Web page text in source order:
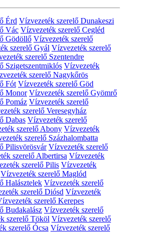
Érd Vízvezeték szerelő Dunakeszi
Vác Vízvezeték szerelő Cegléd
Gödöllő Vízvezeték szerelő
szerelő Gyál Vízvezeték szerelő
szerelő Szentendre
Szigetszentmiklós Vízvezeték
szerelő Nagykőrös
Fót Vízvezeték szerelő Göd
Monor Vízvezeték szerelő Gyömrő
Pomáz Vízvezeték szerelő
szerelő Veresegyház
Dabas Vízvezeték szerelő
szerelő Abony Vízvezeték
szerelő Százhalombatta
Pilisvörösvár Vízvezeték szerelő
szerelő Albertirsa Vízvezeték
szerelő Pilis Vízvezeték
Vízvezeték szerelő Maglód
Halásztelek Vízvezeték szerelő
szerelő Diósd Vízvezeték
szerelő Kerepes
Budakalász Vízvezeték szerelő
szerelő Tököl Vízvezeték szerelő
szerelő Ócsa Vízvezeték szerelő